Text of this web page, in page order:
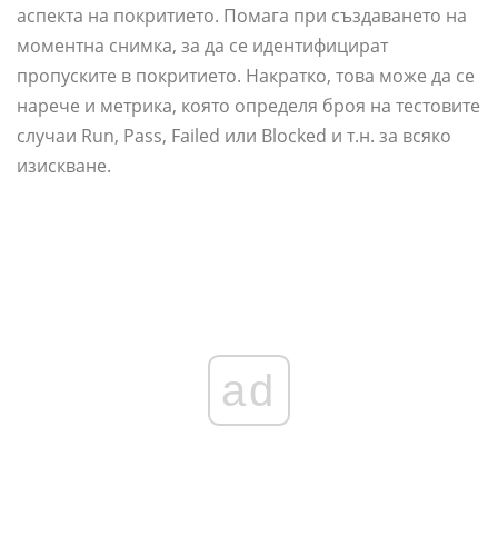
аспекта на покритието. Помага при създаването на
моментна снимка, за да се идентифицират
пропуските в покритието. Накратко, това може да се
нарече и метрика, която определя броя на тестовите
случаи Run, Pass, Failed или Blocked и т.н. за всяко
изискване.
ad